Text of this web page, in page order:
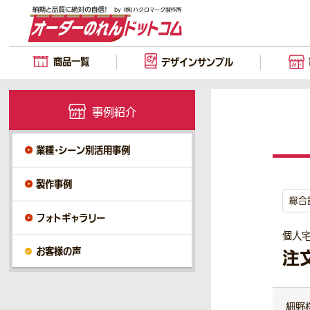
商品一覧 デザインサンプル
総合
個人
注
事例紹介
業種・シーン別活用事例
製作事例
フォトギャラリー
お客様の声